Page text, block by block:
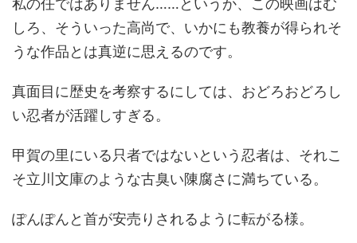
私の任ではありません……というか、この映画はむ
しろ、そういった高尚で、いかにも教養が得られそ
うな作品とは真逆に思えるのです。
真面目に歴史を考察するにしては、おどろおどろし
い忍者が活躍しすぎる。
甲賀の里にいる只者ではないという忍者は、それこ
そ立川文庫のような古臭い陳腐さに満ちている。
ぽんぽんと首が安売りされるように転がる様。